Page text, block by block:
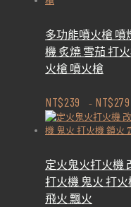
多功能噴火槍 噴
機 炙燒 雪茄 打
火槍 噴火槍
NT$239 – NT$279
定火鬼火打火機
打火機 鬼火 打火
飛火 飄火